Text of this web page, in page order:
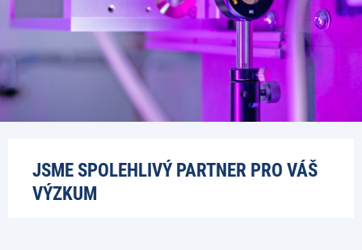
JSME SPOLEHLIVÝ PARTNER PRO VÁŠ
VÝZKUM